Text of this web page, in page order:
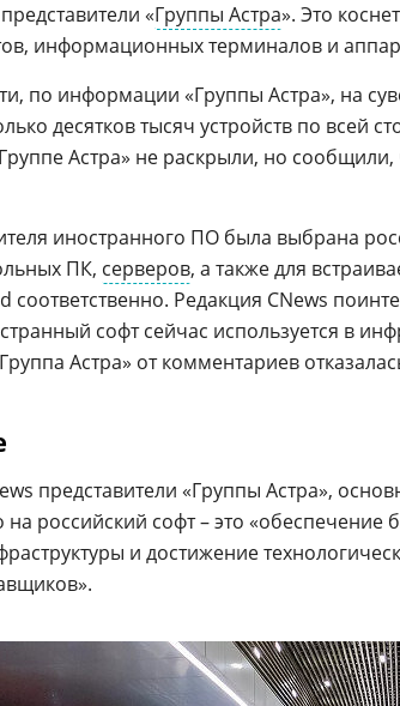
«Группы Астра». Это
информационных терминалов и
по информации «Группы Астра», на
десятков тысяч устройств по всей
Астра» не раскрыли, но сообщили,
иностранного ПО была выбрана
ПК, серверов, а также для
соответственно. Редакция CNews
софт сейчас используется в
Астра» от комментариев
представители «Группы Астра»,
на российский софт – это
и достижение